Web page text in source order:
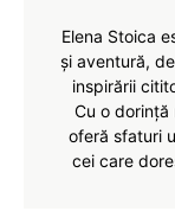
Elena Stoica
și aventură,
inspirării
Cu o dorință
oferă sfaturi
cei care